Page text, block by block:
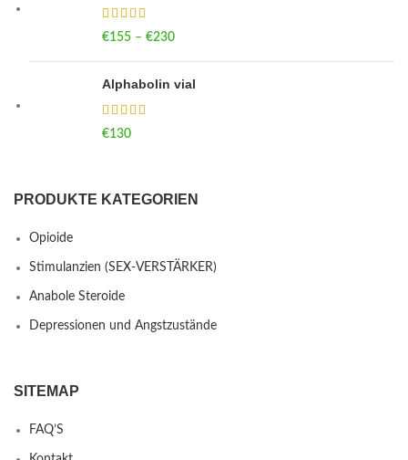
€155 – €230
Alphabolin vial
€130
PRODUKTE KATEGORIEN
Opioide
Stimulanzien (SEX-VERSTÄRKER)
Anabole Steroide
Depressionen und Angstzustände
SITEMAP
FAQ’S